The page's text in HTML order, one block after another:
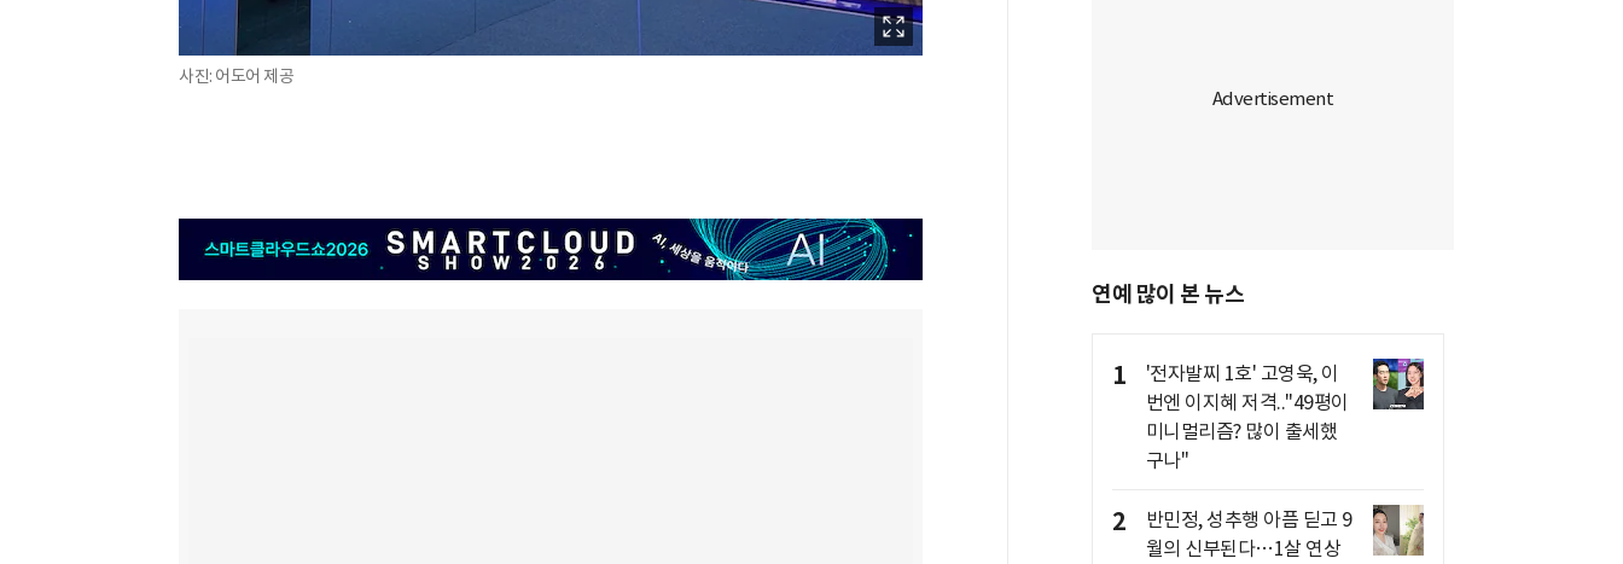
사진: 어도어 제공
연예 많이 본 뉴스
1
'전자발찌 1호' 고영욱, 이
번엔 이지혜 저격.."49평이
미니멀리즘? 많이 출세했
구나"
2
반민정, 성추행 아픔 딛고 9
월의 신부된다…1살 연상